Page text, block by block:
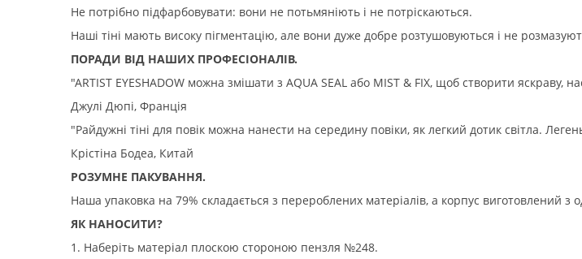
Не потрібно підфарбовувати: вони не потьмяніють і не потріскаються.
Наші тіні мають високу пігментацію, але вони дуже добре розтушовуються і не
ПОРАДИ ВІД НАШИХ ПРОФЕСІОНАЛІВ.
"ARTIST EYESHADOW можна змішати з AQUA SEAL або MIST & FIX, щоб створити яскраву,
Джулі Дюпі, Франція
"Райдужні тіні для повік можна нанести на середину повіки, як легкий дотик світла.
Крістіна Бодеа, Китай
РОЗУМНЕ ПАКУВАННЯ.
Наша упаковка на 79% складається з перероблених матеріалів, а корпус виготовлений з
ЯК НАНОСИТИ?
1. Наберіть матеріал плоскою стороною пензля №248.